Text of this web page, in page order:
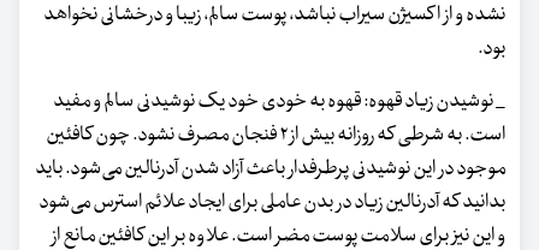
نشده و از اکسیژن سیراب نباشد، پوست سالم، زیبا و درخشانی نخواهد
بود.
_ نوشیدن زیاد قهوه: قهوه به خودی خود یک نوشیدنی سالم و مفید
است. به شرطی که روزانه بیش از ۲ فنجان مصرف نشود. چون کافئین
موجود در این نوشیدنی پرطرفدار باعث آزاد شدن آدرنالین می‌شود. باید
بدانید که آدرنالین زیاد در بدن عاملی برای ایجاد علائم استرس می‌شود
و این نیز برای سلامت پوست مضر است. علاوه بر این کافئین مانع از